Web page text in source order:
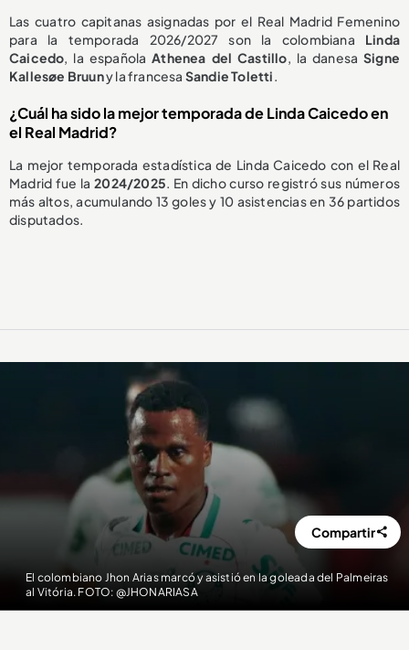
Las cuatro capitanas asignadas por el Real Madrid Femenino
para la temporada 2026/2027 son la colombiana Linda
Caicedo, la españolaAthenea del Castillo, la danesa Signe
Kallesøe Bruuny la francesa Sandie Toletti.
¿Cuál ha sido la mejor temporada de Linda Caicedo en
el Real Madrid?
La mejor temporada estadística de Linda Caicedo con el Real
Madrid fue la2024/2025. En dicho curso registró sus números
más altos, acumulando 13 goles y 10 asistencias en 36 partidos
disputados.
El colombiano Jhon Arias marcó y asistió en la goleada del Palmeiras
al Vitória. FOTO: @JHONARIASA
Compartir